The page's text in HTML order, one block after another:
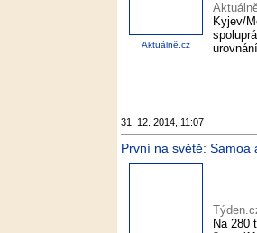
Aktuálně.cz
Kyjev/
31. 12. 2014, 11:07
První na světě: Samoa
Na 280